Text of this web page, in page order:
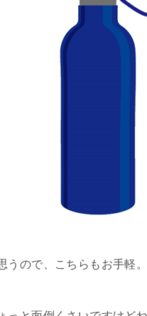
ので、こちらもお手軽。